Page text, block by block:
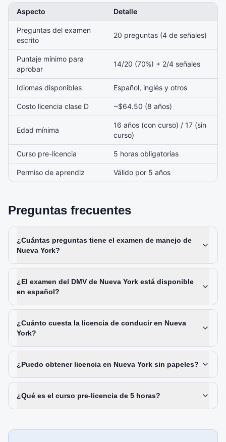
Aspecto Detalle
Preguntas del examen
escrito
20 preguntas (4 de señales)
Puntaje mínimo para
aprobar
14/20 (70%) + 2/4 señales
Idiomas disponibles Español, inglés y otros
Costo licencia clase D ~$64.50 (8 años)
Edad mínima
16 años (con curso) / 17 (sin
curso)
Curso pre-licencia 5 horas obligatorias
Permiso de aprendiz Válido por 5 años
Preguntas frecuentes
¿Cuántas preguntas tiene el examen de manejo de
Nueva York?
¿El examen del DMV de Nueva York está disponible
en español?
¿Cuánto cuesta la licencia de conducir en Nueva
York?
¿Puedo obtener licencia en Nueva York sin papeles?
¿Qué es el curso pre-licencia de 5 horas?